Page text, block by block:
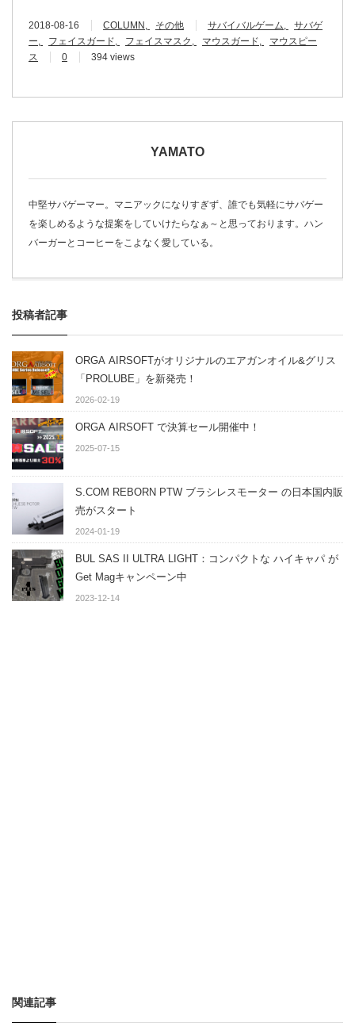
2018-08-16 COLUMN その他 サバイバルゲーム
サバゲ
ー
フェイスガード フェイスマスク マウスガード
マウスピー
ス
0 394 views
YAMATO
中堅サバゲーマー。マニアックになりすぎず、誰でも気軽にサバゲー
を楽しめるような提案をしていけたらなぁ～と思っております。ハン
バーガーとコーヒーをこよなく愛している。
投稿者記事
ORGA AIRSOFTがオリジナルのエアガンオイル&グリス
「PROLUBE」を新発売！
2026-02-19
ORGA AIRSOFT で決算セール開催中！
2025-07-15
S.COM REBORN PTW ブラシレスモーター の日本国内販
売がスタート
2024-01-19
BUL SAS II ULTRA LIGHT：コンパクトな ハイキャパ が
Get Magキャンペーン中
2023-12-14
関連記事